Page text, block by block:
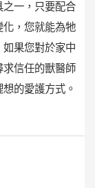
一，只要配合
，您就能為牠
果您對於家中
求信任的獸醫師
的愛護方式。